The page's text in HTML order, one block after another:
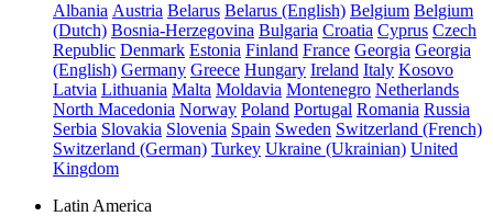
Albania Austria Belarus Belarus (English) Belgium Belgium
(Dutch) Bosnia-Herzegovina Bulgaria Croatia Cyprus Czech
Republic Denmark Estonia Finland France Georgia Georgia
(English) Germany Greece Hungary Ireland Italy Kosovo
Latvia Lithuania Malta Moldavia Montenegro Netherlands
North Macedonia Norway Poland Portugal Romania Russia
Serbia Slovakia Slovenia Spain Sweden Switzerland (French)
Switzerland (German) Turkey Ukraine (Ukrainian) United
Kingdom
Latin America